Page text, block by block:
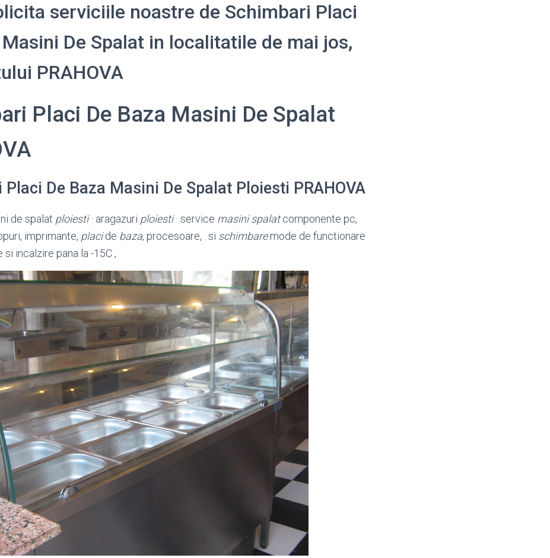
serviciile noastre de Schimbari Placi
Masini De Spalat in localitatile de mai jos,
PRAHOVA
Placi De Baza Masini De Spalat
De Baza Masini De Spalat Ploiesti PRAHOVA
de spalat ploiesti· aragazuri ploiesti· service masini spalatcomponente pc,
imprimante, placide baza, procesoare, . si schimbaremode de functionare
si incalzire pana la -15C ,